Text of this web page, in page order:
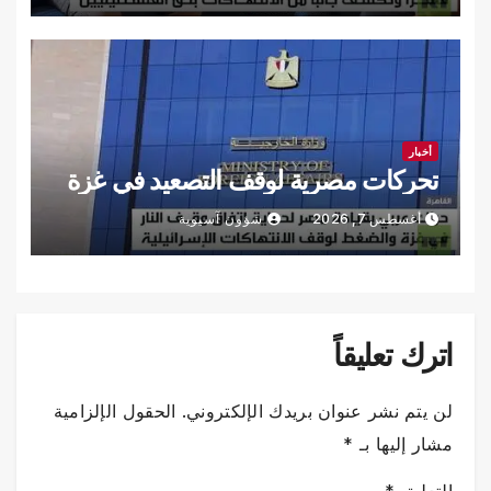
أخبار
تحركات مصرية لوقف التصعيد في غزة
أغسطس 7, 2026 شؤون آسيوية
اترك تعليقاً
لن يتم نشر عنوان بريدك الإلكتروني. الحقول الإلزامية
مشار إليها بـ *